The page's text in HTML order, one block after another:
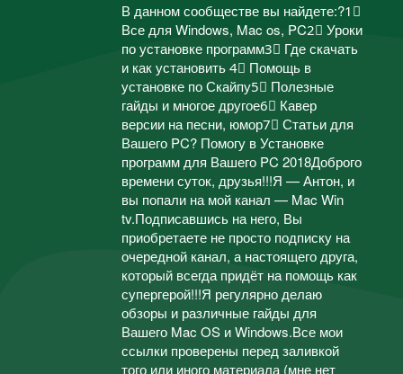
В данном сообществе вы найдете:?1⃣
Все для Windows, Mac os, PC2⃣ Уроки
по установке программ3⃣ Где скачать
и как установить 4⃣ Помощь в
установке по Скайпу5⃣ Полезные
гайды и многое другое6⃣ Кавер
версии на песни, юмор7⃣ Статьи для
Вашего PC? Помогу в Установке
программ для Вашего PC 2018Доброго
времени суток, друзья!!!Я — Антон, и
вы попали на мой канал — Mac Win
tv.Подписавшись на него, Вы
приобретаете не просто подписку на
очередной канал, а настоящего друга,
который всегда придёт на помощь как
супергерой!!!Я регулярно делаю
обзоры и различные гайды для
Вашего Mac OS и Windows.Все мои
ссылки проверены перед заливкой
того или иного материала (мне нет